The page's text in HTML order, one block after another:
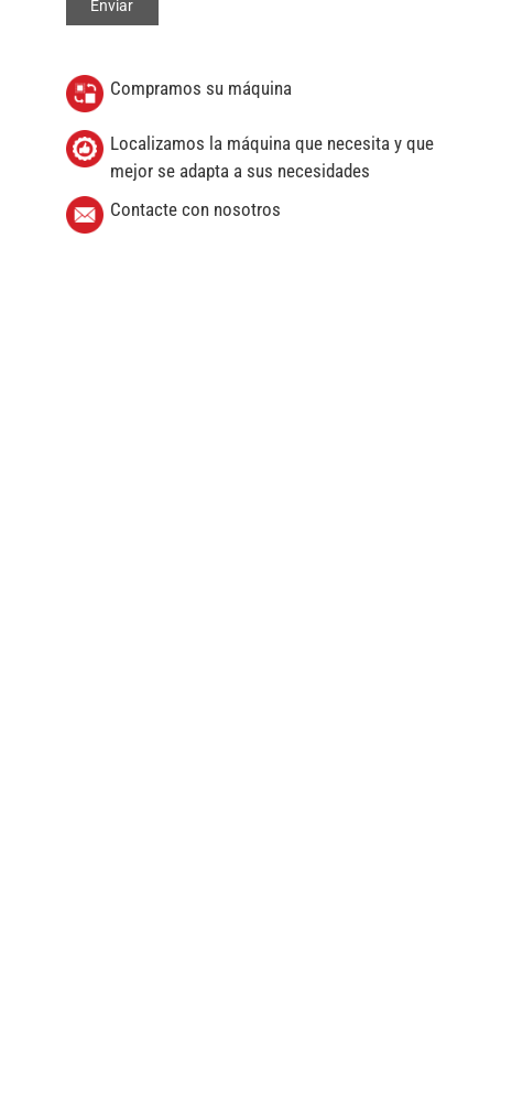
Compramos su máquina
Localizamos la máquina que necesita y que
mejor se adapta a sus necesidades
Contacte con nosotros